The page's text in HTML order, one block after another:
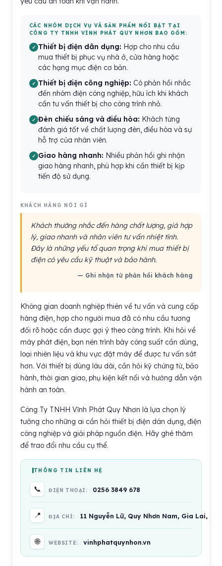
CÁC NHÓM DỊCH VỤ VÀ SẢN PHẨM NỔI BẬT TẠI
CÔNG TY TNHH VĨNH PHÁT QUY NHƠN BAO GỒM:
Thiết bị điện dân dụng: Hợp cho nhu cầu
mua thiết bị phục vụ nhà ở, cửa hàng hoặc
các hạng mục điện cơ bản.
Thiết bị điện công nghiệp: Có phản hồi nhắc
đến nhóm điện công nghiệp, hữu ích khi khách
cần tư vấn thiết bị cho công trình nhỏ.
Đèn chiếu sáng và điều hòa: Khách từng
đánh giá tốt về chất lượng đèn, điều hòa và sự
hỗ trợ của nhân viên.
Giao hàng nhanh: Nhiều phản hồi ghi nhận
giao hàng nhanh, phù hợp khi cần thiết bị kịp
tiến độ sử dụng.
KHÁCH HÀNG NÓI GÌ
Khách thường nhắc đến hàng chất lượng, giá hợp
lý, giao nhanh và nhân viên tư vấn nhiệt tình.
Đây là những yếu tố quan trọng khi mua thiết bị
điện có yêu cầu kỹ thuật và bảo hành.
— Ghi nhận từ phản hồi khách hàng
Không gian doanh nghiệp thiên về tư vấn và cung cấp
hàng điện, hợp cho người mua đã có nhu cầu tương
đối rõ hoặc cần được gợi ý theo công trình. Khi hỏi về
máy phát điện, bạn nên trình bày công suất cần dùng,
loại nhiên liệu và khu vực đặt máy để được tư vấn sát
hơn. Với thiết bị dùng lâu dài, cần hỏi kỹ chứng từ, bảo
hành, thời gian giao, phụ kiện kết nối và hướng dẫn vận
hành an toàn.
Công Ty TNHH Vĩnh Phát Quy Nhơn là lựa chọn lý
tưởng cho những ai cần hỏi thiết bị điện dân dụng, điện
công nghiệp và giải pháp nguồn điện. Hãy ghé thăm
để trao đổi nhu cầu cụ thể.
THÔNG TIN LIÊN HỆ
📞 ĐIỆN THOẠI: 0256 3849 678
📍 ĐỊA CHỈ: 11 Nguyễn Lữ, Quy Nhơn Nam, Gia Lai,
🌐 WEBSITE: vinhphatquynhon.vn